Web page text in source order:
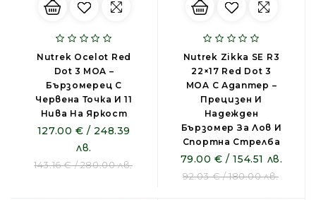
Nutrek Ocelot Red
Dot 3 MOA –
Бързомерец С
Червена Точка И 11
Нива На Яркост
127.00 € / 248.39
лв.
143.16 € / 280.00 лв.
Nutrek Zikka SE R3
22×17 Red Dot 3
MOA С Адаптер –
Прецизен И
Надежден
Бързомер За Лов И
Спортна Стрелба
79.00 € / 154.51 лв.
92.03 € / 180.00 лв.